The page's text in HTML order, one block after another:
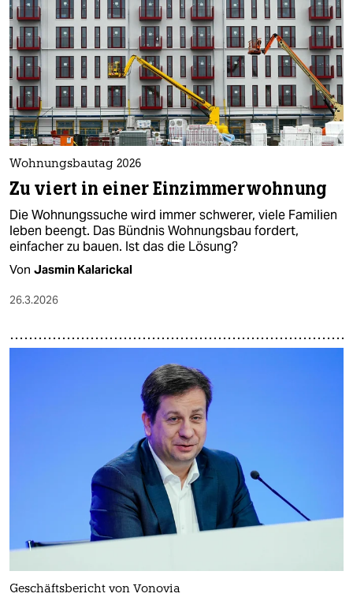
Wohnungsbautag 2026
Zu viert in einer Einzimmerwohnung
Die Wohnungssuche wird immer schwerer, viele Familien
leben beengt. Das Bündnis Wohnungsbau fordert,
einfacher zu bauen. Ist das die Lösung?
Von Jasmin Kalarickal
26.3.2026
Geschäftsbericht von Vonovia